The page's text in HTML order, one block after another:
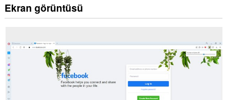
Bu
eklenti,
sitelerindeki
verilerinize
erişebilir.
Ekran görüntüsü